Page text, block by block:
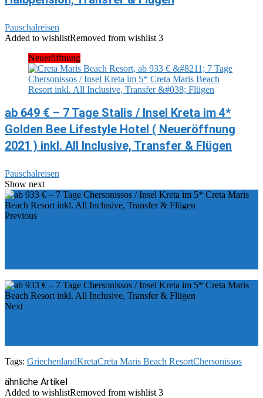
Pauschalreisen
Added to wishlistRemoved from wishlist 3
Neueröffnung
ab 649 € – 7 Tage Stalis / Insel Kreta im 4*
Golden Bee Lifestyle Hotel ( Neueröffnung
2021 ) inkl. All Inclusive, Transfer & Flügen
Pauschalreisen
Show next
Previous
Next
Tags: GriechenlandKretaCreta Maris Beach ResortChersonissos
ähnliche Artikel
Added to wishlistRemoved from wishlist 3